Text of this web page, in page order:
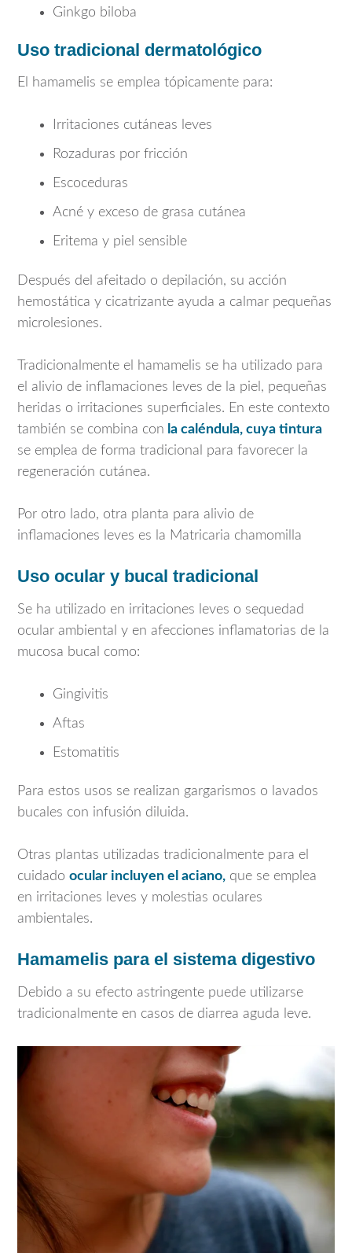
Ginkgo biloba
Uso tradicional dermatológico
El hamamelis se emplea tópicamente para:
Irritaciones cutáneas leves
Rozaduras por fricción
Escoceduras
Acné y exceso de grasa cutánea
Eritema y piel sensible
Después del afeitado o depilación, su acción
hemostática y cicatrizante ayuda a calmar pequeñas
microlesiones.
Tradicionalmente el hamamelis se ha utilizado para
el alivio de inflamaciones leves de la piel, pequeñas
heridas o irritaciones superficiales. En este contexto
también se combina con la caléndula, cuya tintura
se emplea de forma tradicional para favorecer la
regeneración cutánea.
Por otro lado, otra planta para alivio de
inflamaciones leves es la Matricaria chamomilla
Uso ocular y bucal tradicional
Se ha utilizado en irritaciones leves o sequedad
ocular ambiental y en afecciones inflamatorias de la
mucosa bucal como:
Gingivitis
Aftas
Estomatitis
Para estos usos se realizan gargarismos o lavados
bucales con infusión diluida.
Otras plantas utilizadas tradicionalmente para el
cuidado ocular incluyen el aciano, que se emplea
en irritaciones leves y molestias oculares
ambientales.
Hamamelis para el sistema digestivo
Debido a su efecto astringente puede utilizarse
tradicionalmente en casos de diarrea aguda leve.